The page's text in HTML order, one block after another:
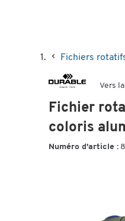
Fichiers
Vers
Fichier
coloris
Numéro d'article :